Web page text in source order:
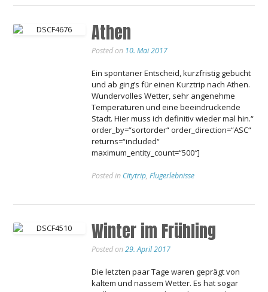
Athen
Posted on 10. Mai 2017
Ein spontaner Entscheid, kurzfristig gebucht
und ab ging’s für einen Kurztrip nach Athen.
Wundervolles Wetter, sehr angenehme
Temperaturen und eine beeindruckende
Stadt. Hier muss ich definitiv wieder mal hin.“
order_by=“sortorder“ order_direction=“ASC“
returns=“included“
maximum_entity_count=“500″]
Posted in Citytrip,Flugerlebnisse
Winter im Frühling
Posted on29. April 2017
Die letzten paar Tage waren geprägt von
kaltem und nassem Wetter. Es hat sogar